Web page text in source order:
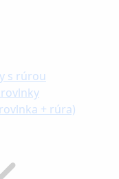
s rúrou
+ rúra)